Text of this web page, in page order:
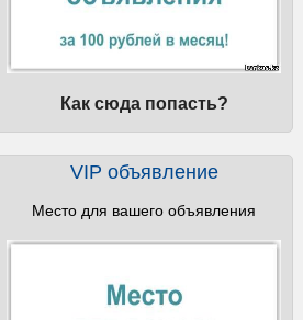
Как сюда попасть?
VIP объявление
Место для вашего объявления